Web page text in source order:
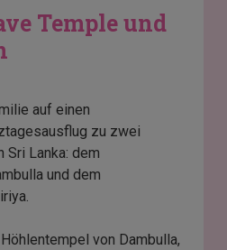
Temple und
auf einen
zu zwei
Sri Lanka: dem
und dem
von Dambulla,